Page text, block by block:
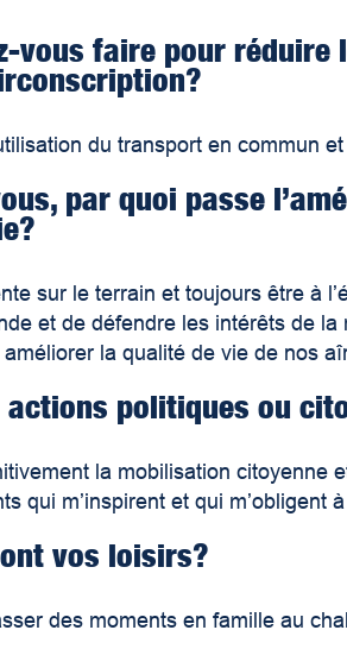
vous faire pour
du transport en commun
par quoi passe
sur le terrain et toujours être à
et de défendre les intérêts de
la qualité de vie de nos
actions politiques ou
la mobilisation citoyenne
qui m’inspirent et qui m’obligent
vos loisirs?
des moments en famille au